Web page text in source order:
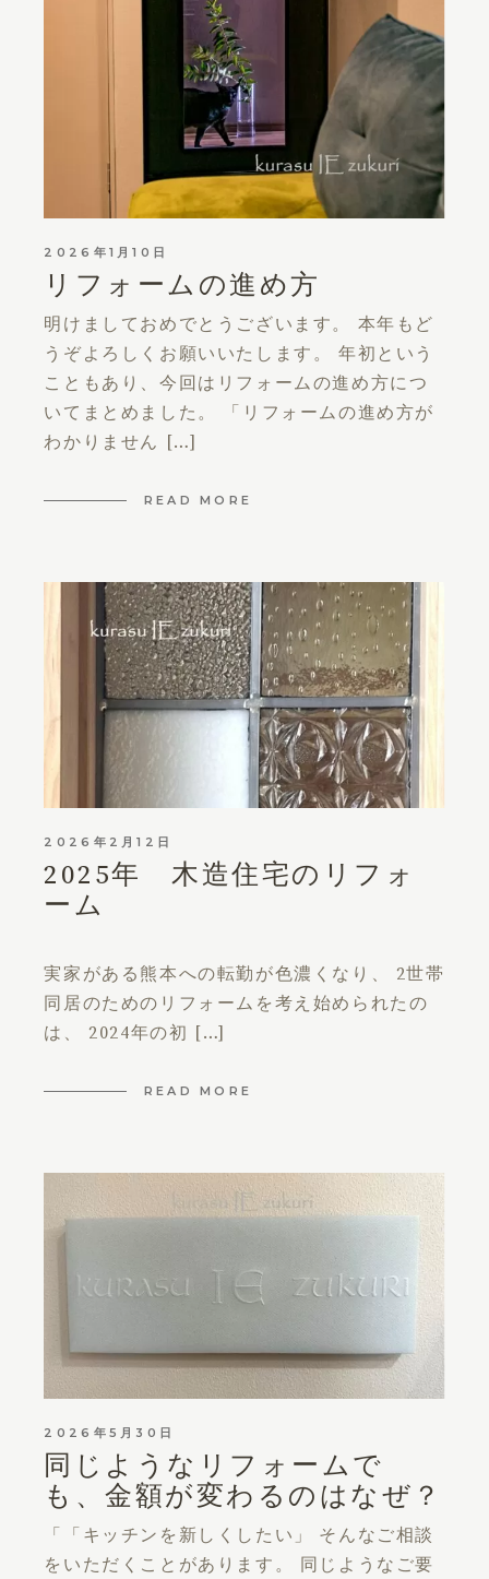
2026年1月10日
リフォームの進め方
明けましておめでとうございます。 本年もど
うぞよろしくお願いいたします。 年初という
こともあり、今回はリフォームの進め方につ
いてまとめました。 「リフォームの進め方が
わかりません […]
READ MORE
2026年2月12日
2025年 木造住宅のリフォ
ーム
実家がある熊本への転勤が色濃くなり、 2世帯
同居のためのリフォームを考え始められたの
は、 2024年の初 […]
READ MORE
2026年5月30日
同じようなリフォームで
も、金額が変わるのはなぜ？
「「キッチンを新しくしたい」 そんなご相談
をいただくことがあります。 同じようなご要